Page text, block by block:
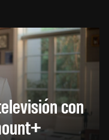
con